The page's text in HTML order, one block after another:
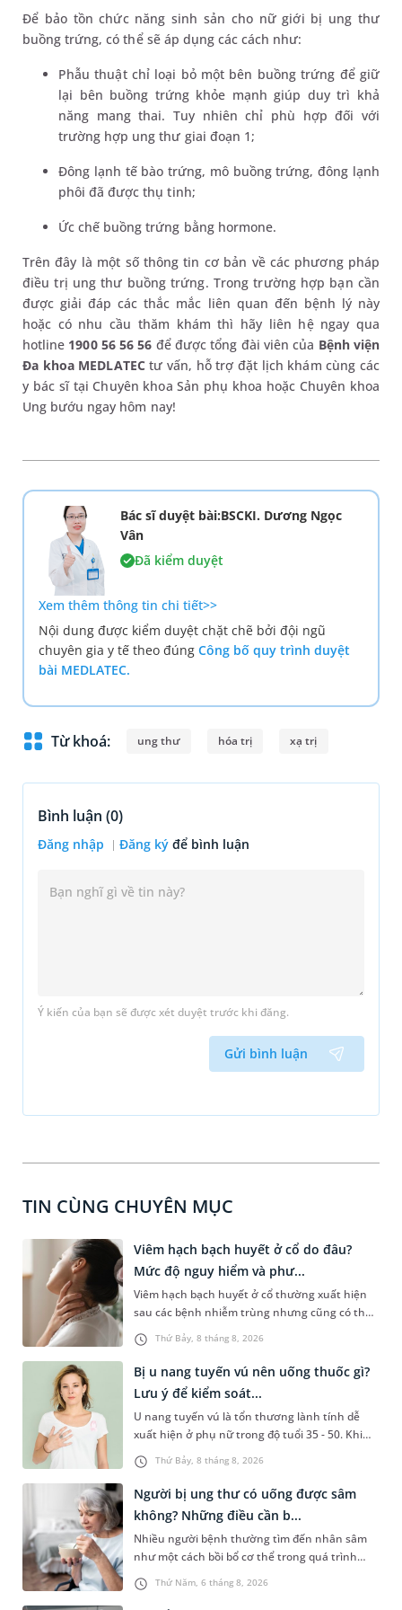
Để bảo tồn chức năng sinh sản cho nữ giới bị ung thư
buồng trứng, có thể sẽ áp dụng các cách như:
Phẫu thuật chỉ loại bỏ một bên buồng trứng để giữ
lại bên buồng trứng khỏe mạnh giúp duy trì khả
năng mang thai. Tuy nhiên chỉ phù hợp đối với
trường hợp ung thư giai đoạn 1;
Đông lạnh tế bào trứng, mô buồng trứng, đông lạnh
phôi đã được thụ tinh;
Ức chế buồng trứng bằng hormone.
Trên đây là một số thông tin cơ bản về các phương pháp
điều trị ung thư buồng trứng. Trong trường hợp bạn cần
được giải đáp các thắc mắc liên quan đến bệnh lý này
hoặc có nhu cầu thăm khám thì hãy liên hệ ngay qua
hotline 1900 56 56 56 để được tổng đài viên của Bệnh viện
Đa khoa MEDLATECtư vấn, hỗ trợ đặt lịch khám cùng các
y bác sĩ tại Chuyên khoa Sản phụ khoa hoặc Chuyên khoa
Ung bướu ngay hôm nay!
Bác sĩ duyệt bài:BSCKI. Dương Ngọc
Vân
Đã kiểm duyệt
Xem thêm thông tin chi tiết>>
Nội dung được kiểm duyệt chặt chẽ bởi đội ngũ
chuyên gia y tế theo đúng Công bố quy trình duyệt
bài MEDLATEC.
Từ khoá: ung thư hóa trị xạ trị
Bình luận (0)
Đăng nhập Đăng ký để bình luận
Ý kiến của bạn sẽ được xét duyệt trước khi đăng.
Gửi bình luận
TIN CÙNG CHUYÊN MỤC
Thứ Bảy, 8 tháng 8, 2026
Viêm hạch bạch huyết ở cổ do đâu?
Mức độ nguy hiểm và phư...
Viêm hạch bạch huyết ở cổ thường xuất hiện
sau các bệnh nhiễm trùng nhưng cũng có thể
liên quan đến lao hạch hoặc ung thư. Để tìm
hiểu nguyên nhân gây viêm, mức độ nguy hiểm
và cách thức chẩn đoán bệnh lý này, bạn có thể
theo dõi những thông tin dưới đây.
Thứ Bảy, 8 tháng 8, 2026
Bị u nang tuyến vú nên uống thuốc gì?
Lưu ý để kiểm soát...
U nang tuyến vú là tổn thương lành tính dễ
xuất hiện ở phụ nữ trong độ tuổi 35 - 50. Khi
được chẩn đoán mắc bệnh, nhiều người
thường băn khoăn u nang tuyến vú nên uống
thuốc gì để hạn chế phải phẫu thuật. Bài viết
sau sẽ giúp bạn hiểu đúng về việc dùng thuốc
trong điều trị bệnh lý này và biết cách kiểm
soát bệnh hiệu quả.
Thứ Năm, 6 tháng 8, 2026
Người bị ung thư có uống được sâm
không? Những điều cần b...
Nhiều người bệnh thường tìm đến nhân sâm
như một cách bồi bổ cơ thể trong quá trình
điều trị ung thư. Tuy nhiên, câu hỏi người bị
ung thư có uống được sâm không vẫn khiến